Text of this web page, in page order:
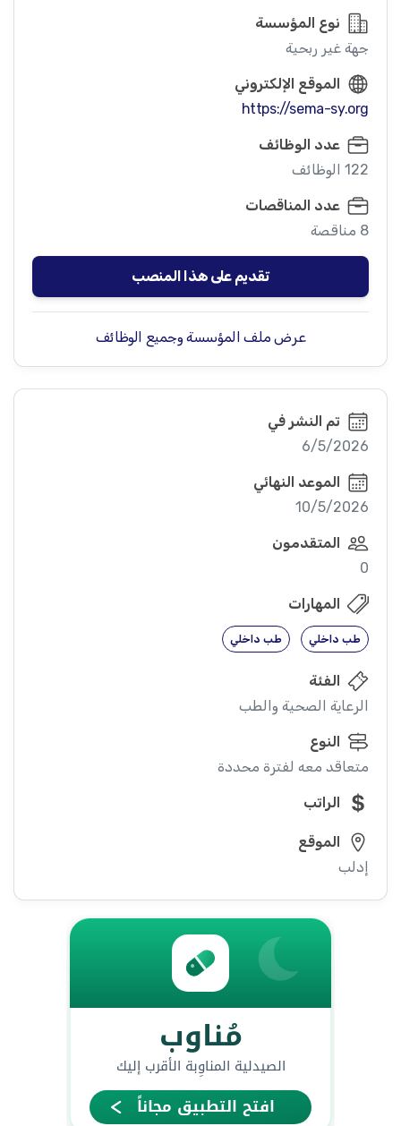
نوع المؤسسة
جهة غير ربحية
الموقع الإلكتروني
https://sema-sy.org
عدد الوظائف
122 الوظائف
عدد المناقصات
8 مناقصة
تقديم على هذا المنصب
عرض ملف المؤسسة وجميع الوظائف
تم النشر في
6/5/2026
الموعد النهائي
10/5/2026
المتقدمون
0
المهارات
طب داخلي طب داخلي
الفئة
الرعاية الصحية والطب
النوع
متعاقد معه لفترة محددة
الراتب
الموقع
إدلب